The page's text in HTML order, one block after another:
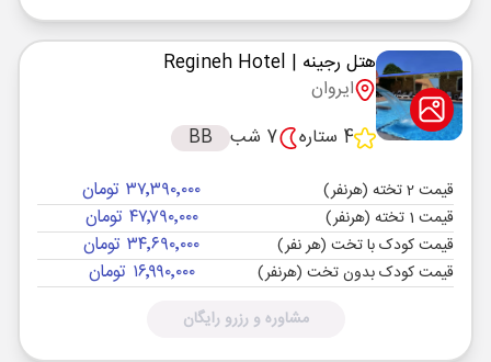
هتل رجینه | Regineh Hotel
ایروان
4 ستاره
7 شب BB
قیمت 2 تخته (هرنفر) ۳۷٬۳۹۰٬۰۰۰ تومان
قیمت 1 تخته (هرنفر) ۴۷٬۷۹۰٬۰۰۰ تومان
قیمت کودک با تخت (هر نفر) ۳۴٬۶۹۰٬۰۰۰ تومان
قیمت کودک بدون تخت (هرنفر) ۱۶٬۹۹۰٬۰۰۰ تومان
مشاوره و رزرو رایگان